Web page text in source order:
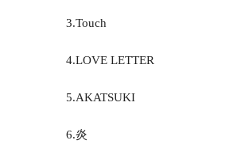
3.Touch
4.LOVE LETTER
5.AKATSUKI
6.炎